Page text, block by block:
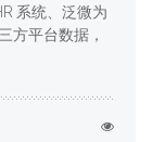
系统、泛微为
方平台数据，